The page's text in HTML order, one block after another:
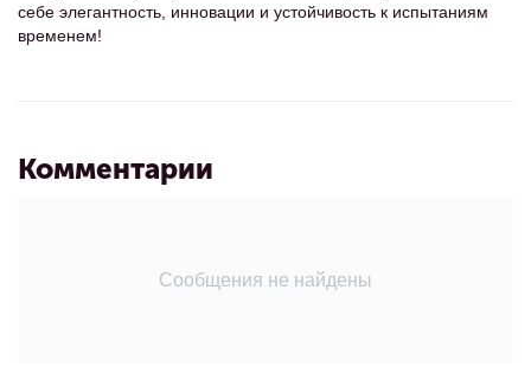
себе элегантность, инновации и устойчивость к испытаниям
временем!
Комментарии
Сообщения не найдены